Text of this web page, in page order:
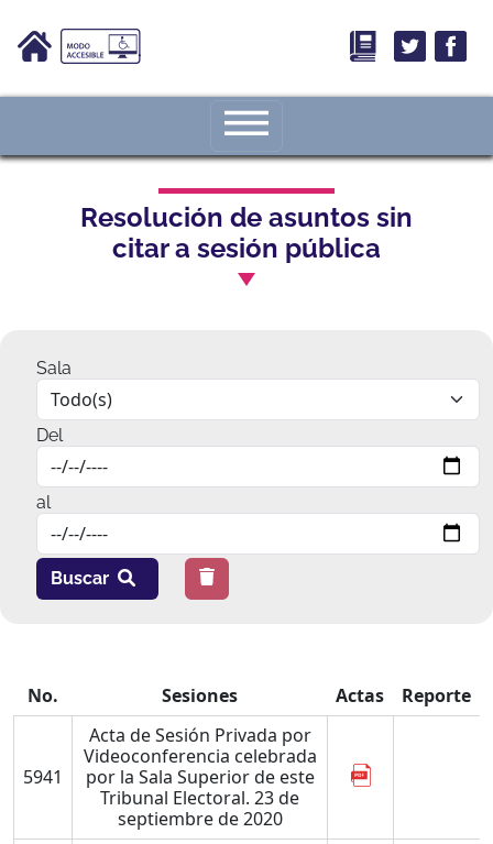
Resolución de asuntos sin
citar a sesión pública
Sala
Del
al
Buscar
No. Sesiones Actas Reporte
5941
Acta de Sesión Privada por
Videoconferencia celebrada
por la Sala Superior de este
Tribunal Electoral. 23 de
septiembre de 2020